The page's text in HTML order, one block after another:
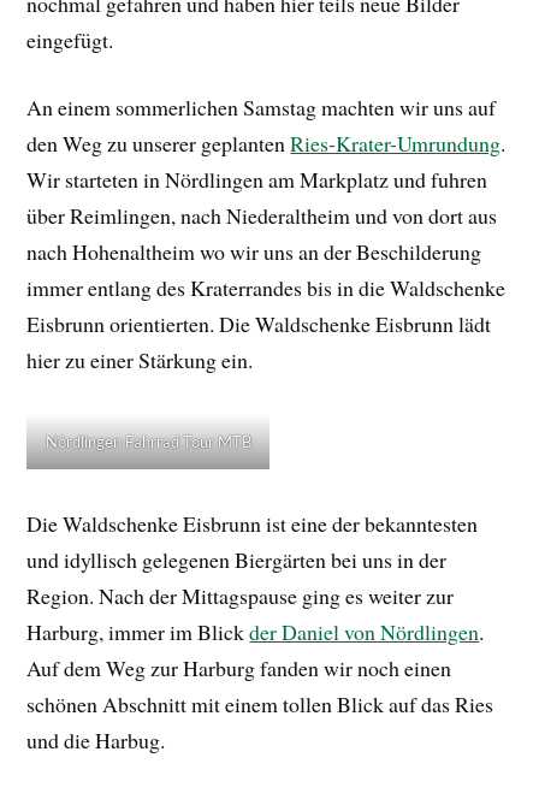
eingefügt.
An einem sommerlichen Samstag machten wir uns auf
den Weg zu unserer geplantenRies-Krater-Umrundung.
Wir starteten in Nördlingen am Markplatz und fuhren
über Reimlingen, nach Niederaltheim und von dort aus
nach Hohenaltheim wo wir uns an der Beschilderung
immer entlang des Kraterrandes bis in die Waldschenke
Eisbrunn orientierten. Die Waldschenke Eisbrunn lädt
hier zu einer Stärkung ein.
Nördlingen Fahrrad Tour MTB
Die Waldschenke Eisbrunn ist eine der bekanntesten
und idyllisch gelegenen Biergärten bei uns in der
Region. Nach der Mittagspause ging es weiter zur
Harburg, immer im Blickder Daniel von Nördlingen.
Auf dem Weg zur Harburg fanden wir noch einen
schönen Abschnitt mit einem tollen Blick auf das Ries
und die Harbug.